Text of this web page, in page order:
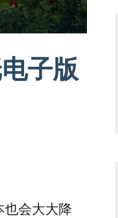
子版
也会大大降